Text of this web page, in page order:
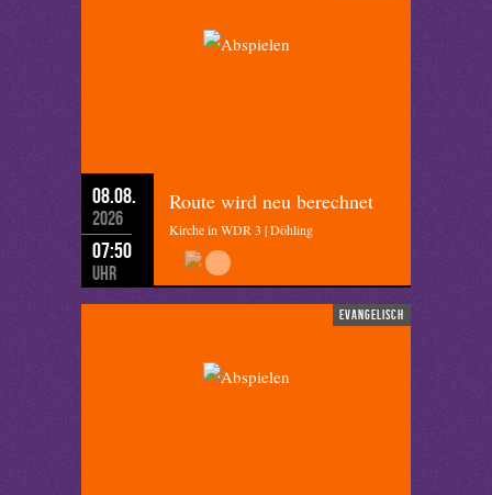
08.08.
2026
07:50
Uhr
Route wird neu berechnet
Kirche in WDR 3 | Döhling
evangelisch